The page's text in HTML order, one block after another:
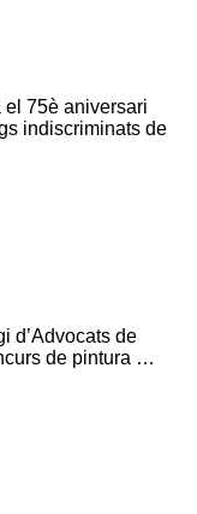
el 75è aniversari
indiscriminats de
d’Advocats de
de pintura …